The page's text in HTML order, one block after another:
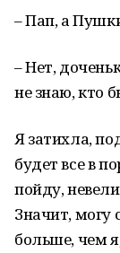
– Пап, а
– Нет,
не знаю, кто
Я затихла,
будет все в
пойду,
Значит, могу
больше, чем